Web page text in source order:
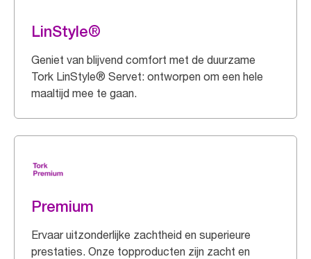
LinStyle®
Geniet van blijvend comfort met de duurzame
Tork LinStyle® Servet: ontworpen om een hele
maaltijd mee te gaan.
Premium
Ervaar uitzonderlijke zachtheid en superieure
prestaties. Onze topproducten zijn zacht en